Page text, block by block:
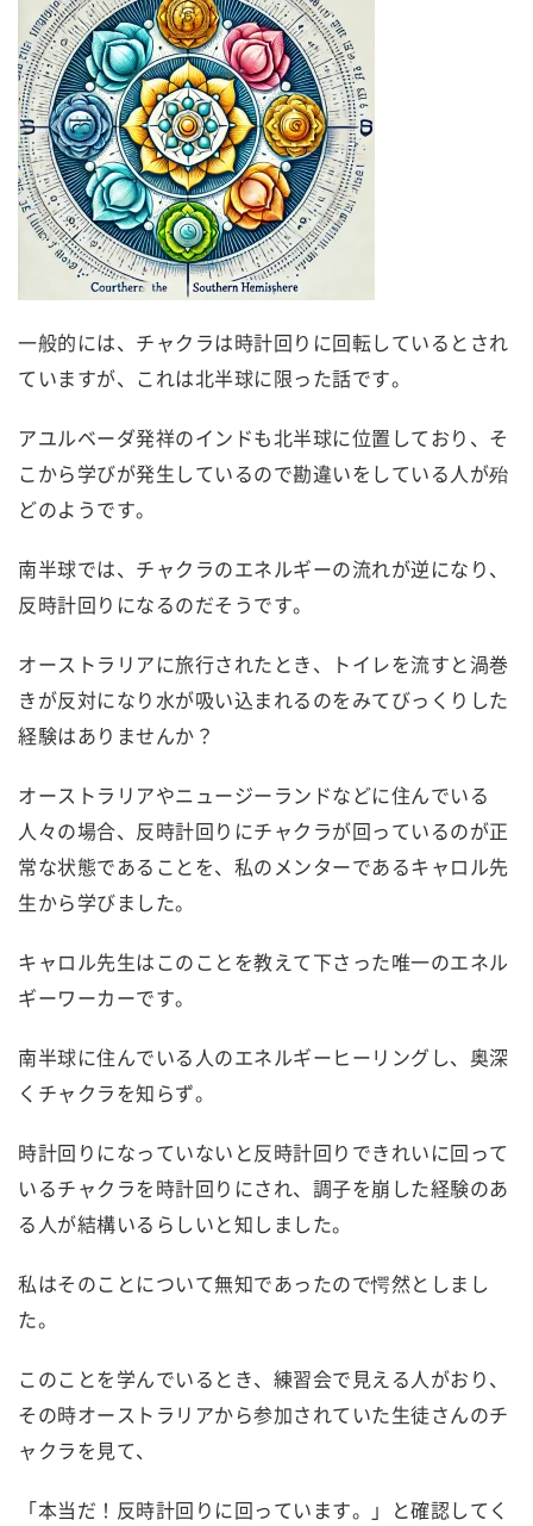
一般的には、チャクラは時計回りに回転しているとされ
ていますが、これは北半球に限った話です。
アユルベーダ発祥のインドも北半球に位置しており、そ
こから学びが発生しているので勘違いをしている人が殆
どのようです。
南半球では、チャクラのエネルギーの流れが逆になり、
反時計回りになるのだそうです。
オーストラリアに旅行されたとき、トイレを流すと渦巻
きが反対になり水が吸い込まれるのをみてびっくりした
経験はありませんか？
オーストラリアやニュージーランドなどに住んでいる
人々の場合、反時計回りにチャクラが回っているのが正
常な状態であることを、私のメンターであるキャロル先
生から学びました。
キャロル先生はこのことを教えて下さった唯一のエネル
ギーワーカーです。
南半球に住んでいる人のエネルギーヒーリングし、奥深
くチャクラを知らず。
時計回りになっていないと反時計回りできれいに回って
いるチャクラを時計回りにされ、調子を崩した経験のあ
る人が結構いるらしいと知しました。
私はそのことについて無知であったので愕然としまし
た。
このことを学んでいるとき、練習会で見える人がおり、
その時オーストラリアから参加されていた生徒さんのチ
ャクラを見て、
「本当だ！反時計回りに回っています。」と確認してく